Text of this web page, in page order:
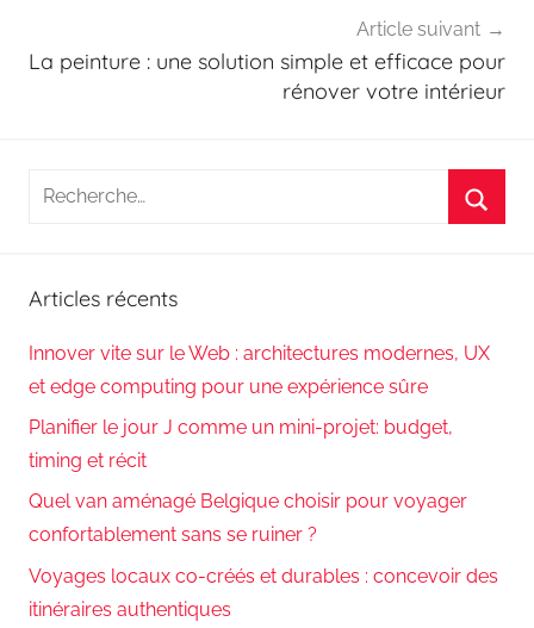
Article suivant
La peinture : une solution simple et efficace pour
rénover votre intérieur
Recherche
Articles récents
Innover vite sur le Web : architectures modernes, UX
et edge computing pour une expérience sûre
Planifier le jour J comme un mini-projet: budget,
timing et récit
Quel van aménagé Belgique choisir pour voyager
confortablement sans se ruiner ?
Voyages locaux co-créés et durables : concevoir des
itinéraires authentiques